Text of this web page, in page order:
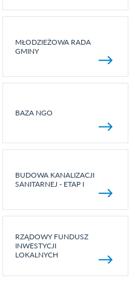
MŁODZIEŻOWA RADA
GMINY
BAZA NGO
BUDOWA KANALIZACJI
SANITARNEJ - ETAP I
RZĄDOWY FUNDUSZ
INWESTYCJI
LOKALNYCH